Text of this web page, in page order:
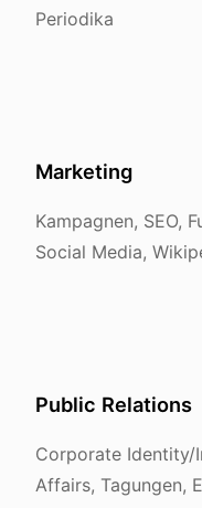
Periodika
Marketing
Kampagnen, SEO,
Social Media,
Public Relations
Corporate Identity/
Affairs, Tagungen,